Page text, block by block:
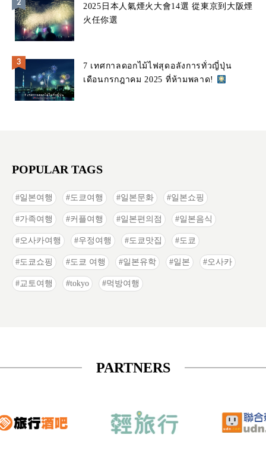
2025日本人氣煙火大會14選 從東京到大阪煙
火任你選
7 เทศกาลดอกไม้ไฟสุดอลังการทั่วญี่ปุ่น
เดือนกรกฎาคม 2025 ที่ห้ามพลาด!
POPULAR TAGS
일본여행 도쿄여행 일본문화 일본쇼핑
가족여행 커플여행 일본편의점 일본음식
오사카여행 우정여행 도쿄맛집 도쿄
도쿄쇼핑 도쿄 여행 일본유학 일본 오사카
교토여행 tokyo 먹방여행
PARTNERS